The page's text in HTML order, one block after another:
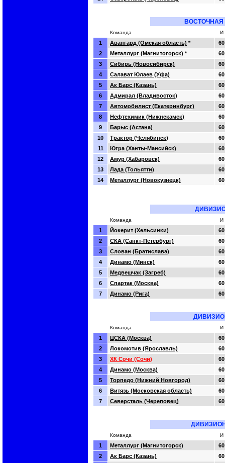
Команда И
1 Авангард (Омская область) *
60
2
Металлург (Магнитогорск) *
60
3
Сибирь (Новосибирск)
60
4
Салават Юлаев (Уфа)
60
5
Ак Барс (Казань)
60
6
Адмирал (Владивосток)
60
7
Автомобилист (Екатеринбург)
60
8
Нефтехимик (Нижнекамск)
60
9
Барыс (Астана)
60
10
Трактор (Челябинск)
60
11
Югра (Ханты-Мансийск)
60
12
Амур (Хабаровск)
60
13
Лада (Тольятти)
60
14
Металлург (Новокузнецк) 60
Команда И
1 Йокерит (Хельсинки)
60
2
СКА (Санкт-Петербург)
60
3
Слован (Братислава)
60
4
Динамо (Минск)
60
5
Медвешчак (Загреб)
60
6
Спартак (Москва)
60
7
Динамо (Рига) 60
Команда И
1 ЦСКА (Москва)
60
2
Локомотив (Ярославль)
60
3
ХК Сочи (Сочи)
60
4
Динамо (Москва)
60
5
Торпедо (Нижний Новгород)
60
6
Витязь (Московская область)
60
7
Северсталь (Череповец) 60
Команда И
1 Металлург (Магнитогорск)
60
2
Ак Барс (Казань)
60